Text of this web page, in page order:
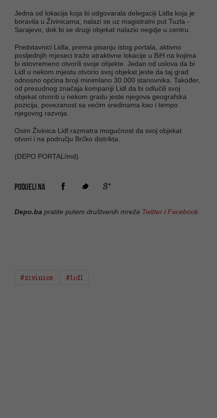
Jedna od lokacija koja bi odgovarala delegaciji Lidla koja je
boravila u Živinicama, nalazi se uz magistralni put Tuzla -
Sarajevo, dok bi se drugi objekat nalazio negdje u centru.
Predstavnici Lidla, prema pisanju istog portala, aktivno
posljednjih mjeseci traže atraktivne lokacije u BiH na kojima
bi istovremeno otvorili svoje objekte. Jedan od uslova da bi
Lidl u nekom mjestu otvorio svoj objekat jeste da taj grad
odnosno općina broji minimlano 30.000 stanovnika. Također,
od presudnog značaja kompaniji Lidl da bi odlučili svoj
objekat otvoriti u nekom gradu jeste njegova geografska
pozicija, povezanost sa većim sredinama kao i tempo
njegovog razvoja.
Osim Živinica Lidl razmatra mogućnost da svoj objekat
otvori i na području Brčko distrikta.
(DEPO PORTAL/md)
PODIJELI NA
Depo.ba pratite putem društvenih mreža Twitter iFacebook
#zivinice #lidl